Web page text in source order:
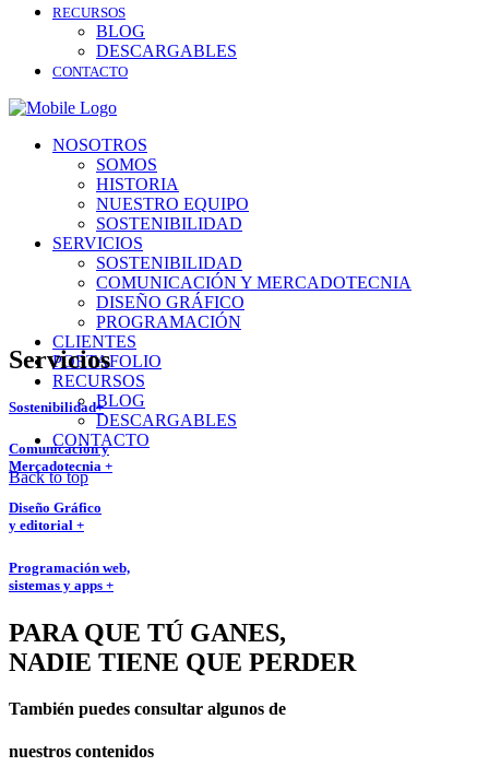
RECURSOS
BLOG
DESCARGABLES
CONTACTO
NOSOTROS
SOMOS
HISTORIA
NUESTRO EQUIPO
SOSTENIBILIDAD
SERVICIOS
SOSTENIBILIDAD
COMUNICACIÓN Y MERCADOTECNIA
DISEÑO GRÁFICO
PROGRAMACIÓN
CLIENTES
PORTAFOLIO
RECURSOS
BLOG
DESCARGABLES
CONTACTO
Back to top
Servicios
Sostenibilidad+
Comunicación y
Mercadotecnia +
Diseño Gráfico
y editorial +
Programación web,
sistemas y apps +
PARA QUE TÚ GANES,
NADIE TIENE QUE PERDER
También puedes consultar algunos de
nuestros contenidos